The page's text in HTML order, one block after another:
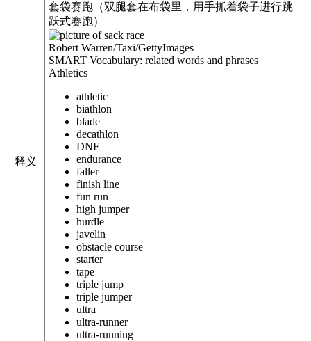
释义
套袋赛跑（双腿套在布袋里，用手抓着袋子进行跳
跃式赛跑）
Robert Warren/Taxi/GettyImages
SMART Vocabulary: related words and phrases
Athletics
athletic
biathlon
blade
decathlon
DNF
endurance
faller
finish line
fun run
high jumper
hurdle
javelin
obstacle course
starter
tape
triple jump
triple jumper
ultra
ultra-runner
ultra-running